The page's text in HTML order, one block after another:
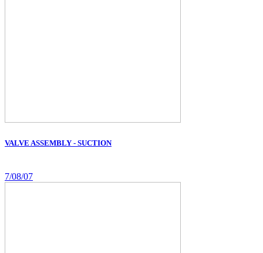
VALVE ASSEMBLY - SUCTION
7/08/07